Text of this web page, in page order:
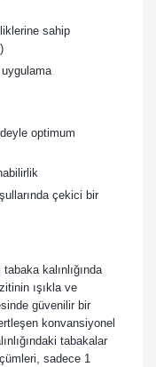
sahip
uygulama
optimum
çekici bir
kalınlığında
ışıkla ve
güvenilir bir
konvansiyonel
tabakalar
sadece 1